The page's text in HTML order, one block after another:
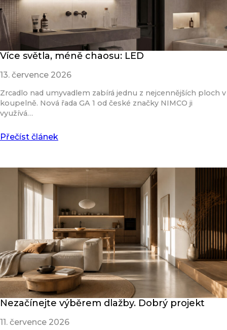
Více světla, méně chaosu: LED
13. července 2026
Zrcadlo nad umyvadlem zabírá jednu z nejcennějších ploch v
koupelně. Nová řada GA 1 od české značky NIMCO ji
využívá…
Přečíst článek
Nezačínejte výběrem dlažby. Dobrý projekt
11. července 2026